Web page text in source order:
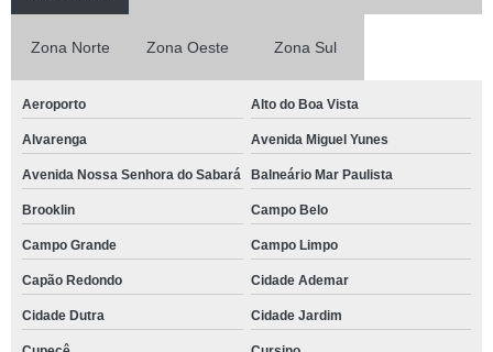
Zona Norte Zona Oeste Zona Sul
Aeroporto Alto do Boa Vista
Alvarenga Avenida Miguel Yunes
Avenida Nossa Senhora do Sabará Balneário Mar Paulista
Brooklin Campo Belo
Campo Grande Campo Limpo
Capão Redondo Cidade Ademar
Cidade Dutra Cidade Jardim